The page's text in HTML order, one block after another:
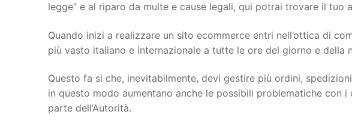
legge” e al riparo da multe e cause legali, qui potrai trovare il tuo
Quando inizi a realizzare un sito ecommerce entri nell’ottica di
più vasto italiano e internazionale a tutte le ore del giorno e della
Questo fa si che, inevitabilmente, devi gestire più ordini,
in questo modo aumentano anche le possibili problematiche con
parte dell’Autorità.